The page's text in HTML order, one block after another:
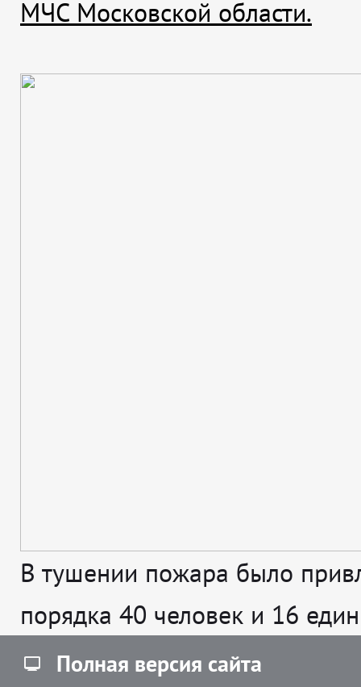
МЧС Московской области.
В тушении пожара было
порядка 40 человек и 16
Полная версия сайта